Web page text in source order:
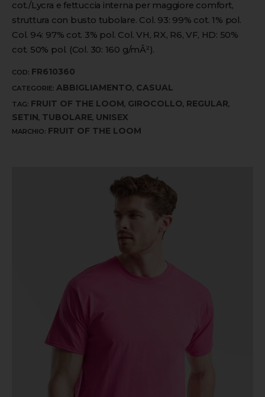
cot./Lycra e fettuccia interna per maggiore comfort,
struttura con busto tubolare. Col. 93: 99% cot. 1% pol.
Col. 94: 97% cot. 3% pol. Col. VH, RX, R6, VF, HD: 50%
cot. 50% pol. (Col. 30: 160 g/mÂ²).
COD: FR610360
CATEGORIE: ABBIGLIAMENTO, CASUAL
TAG: FRUIT OF THE LOOM, GIROCOLLO, REGULAR,
SETIN, TUBOLARE, UNISEX
MARCHIO: FRUIT OF THE LOOM